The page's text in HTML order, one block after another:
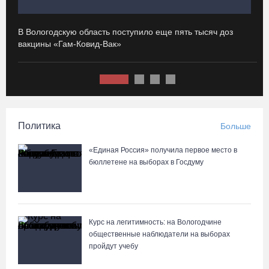
Из-за ремонта путей часть череповецких трамваев остановят
превысила 65%
07.08.26 / 11:18
Более 6 тысяч программ для детей представили кружки и
секции на Вологодчине
В Вологодскую область поступило еще пять тысяч доз
вакцины «Гам-Ковид-Вак»
Политика Больше
«Единая Россия» получила первое место в
бюллетене на выборах в Госдуму
Курс на легитимность: на Вологодчине
общественные наблюдатели на выборах
пройдут учебу